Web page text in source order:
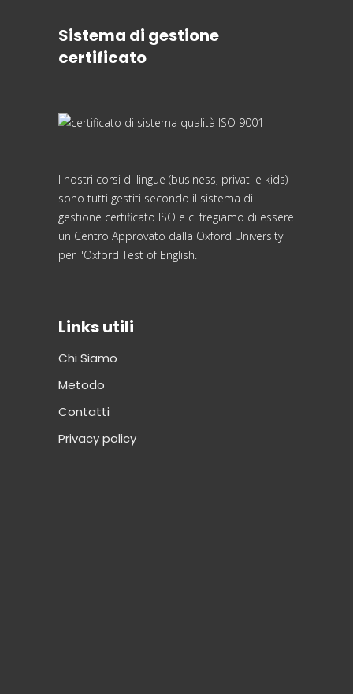
Sistema di gestione
certificato
I nostri corsi di lingue (business, privati e kids)
sono tutti gestiti secondo il sistema di
gestione certificato ISO e ci fregiamo di essere
un Centro Approvato dalla Oxford University
per l'Oxford Test of English.
Links utili
Chi Siamo
Metodo
Contatti
Privacy policy